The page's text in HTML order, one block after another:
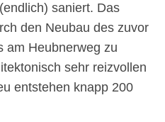
saniert. Das
den Neubau des zuvor
am Heubnerweg zu
sehr reizvollen
entstehen knapp 200